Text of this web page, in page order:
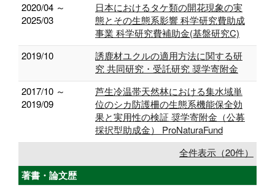
2020/04 ～
2025/03
日本におけるタケ類の開花現象の実
態とその生態系影響 科学研究費助成
事業 科学研究費補助金(基盤研究C)
2019/10
誘鹿材ユクルの適用方法に関する研
究 共同研究・受託研究 奨学寄附金
2017/10 ～
2019/09
芦生冷温帯天然林における集水域単
位のシカ防護柵の生態系機能保全効
果と実用性の検証 奨学寄附金（公募
採択型助成金） ProNaturaFund
全件表示（20件）
著書・論文歴